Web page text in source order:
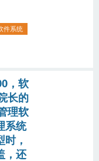
件系统
，软
长的
理软
系统
，
，还